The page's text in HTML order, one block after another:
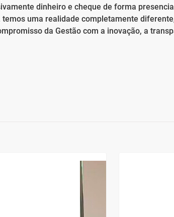
dinheiro e cheque de forma
uma realidade completamente
da Gestão com a inovação, a